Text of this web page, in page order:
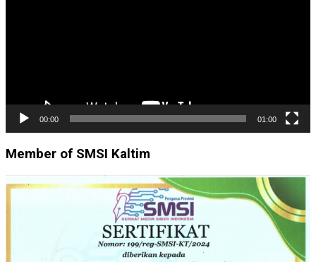
00:00 01:00
Member of SMSI Kaltim